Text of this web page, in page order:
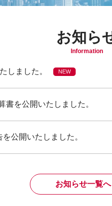
お知ら
Information
しました。 NEW
書を公開いたしました。
公開いたしました。
お知らせ一覧へ